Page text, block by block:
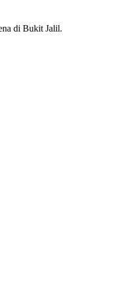
di Bukit Jalil.